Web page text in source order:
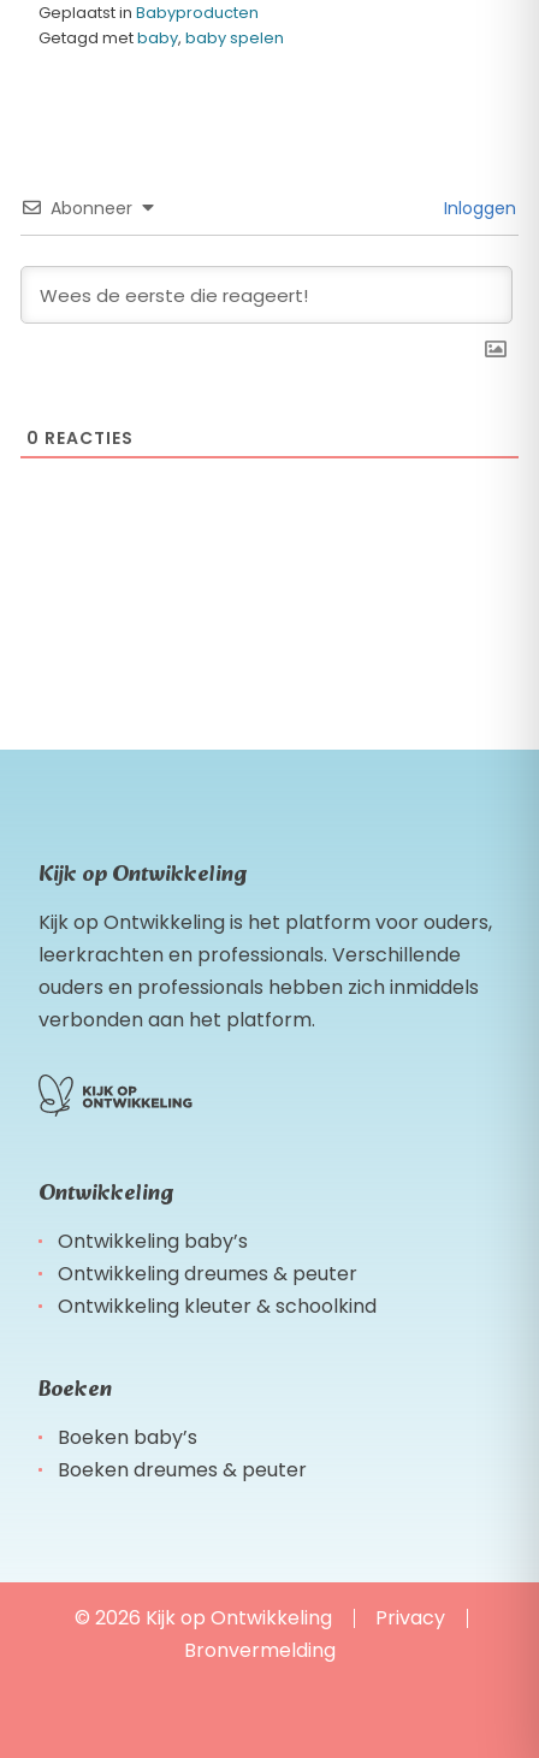
Geplaatst in Babyproducten
Getagd metbaby, baby spelen
Abonneer Inloggen
0 REACTIES
Kijk op Ontwikkeling
Kijk op Ontwikkeling is het platform voor ouders,
leerkrachten en professionals. Verschillende
ouders en professionals hebben zich inmiddels
verbonden aan het platform.
Ontwikkeling
Ontwikkeling baby’s
Ontwikkeling dreumes & peuter
Ontwikkeling kleuter & schoolkind
Boeken
Boeken baby’s
Boeken dreumes & peuter
© 2026 Kijk op Ontwikkeling
Privacy
Bronvermelding